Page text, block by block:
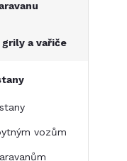
grily a vařiče
vozům